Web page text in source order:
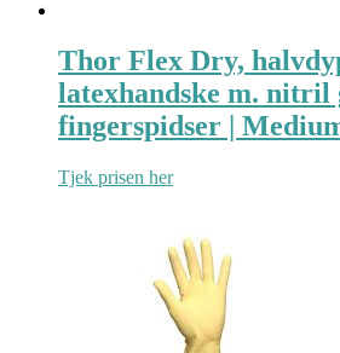
Thor Flex Dry,
latexhandske m. nitril
fingerspidser |
Tjek prisen her